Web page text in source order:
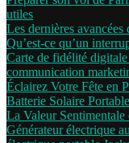
utiles
Les dernières
Qu’est-ce qu’un
Carte de fidélité
communication
Éclairez Votre Fête en
Batterie Solaire
La Valeur
Générateur électrique